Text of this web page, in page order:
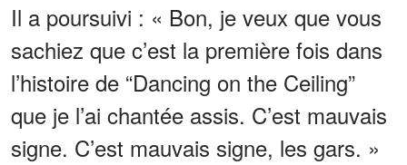
Il a poursuivi : « Bon, je veux que vous
sachiez que c’est la première fois dans
l’histoire de “Dancing on the Ceiling”
que je l’ai chantée assis. C’est mauvais
signe. C’est mauvais signe, les gars. »